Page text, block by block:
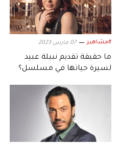
#مشاهير 07 مارس 2023
ما حقيقة تقديم نبيلة عبيد
لسيرة حياتها في مسلسل؟